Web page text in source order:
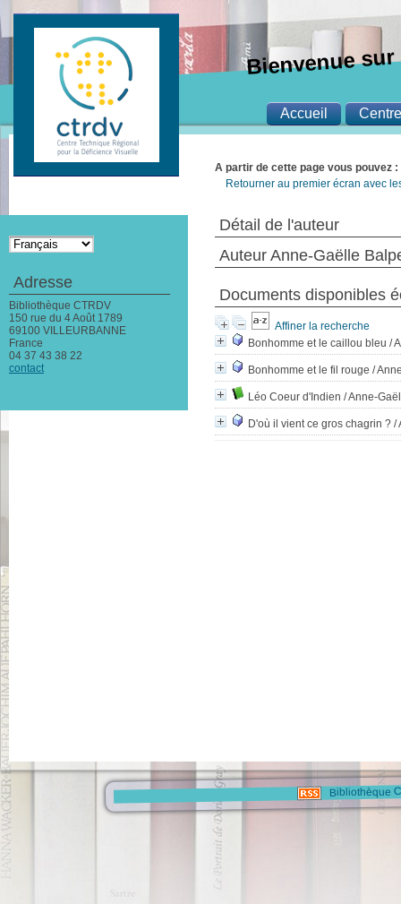
A partir de cette page vous pouvez :
Retourner au premier écran avec
Détail de l'auteur
Auteur Anne-Gaëlle
Documents disponibles
Affiner la recherche
Bonhomme et le caillou bleu /
Bonhomme et le fil rouge /
Léo Coeur d'Indien / Anne-
D'où il vient ce gros chagrin ? /
Bibliothèque
Bienvenue
Accueil
Adresse
Bibliothèque CTRDV
150 rue du 4 Août 1789
69100 VILLEURBANNE
France
04 37 43 38 22
contact